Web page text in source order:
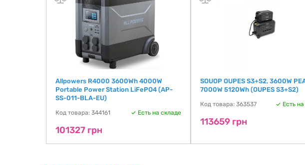
Allpowers R4000 3600Wh 4000W
Portable Power Station LiFePO4 (AP-
SS-011-BLA-EU)
Код товара: 344161 Есть на складе
101327 грн
SOUOP OUPES S3+S2, 3600W
7000W 5120Wh (OUPES S3+S2)
Код товара: 363537 Есть
113659 грн